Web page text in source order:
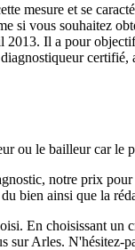
mesure et se
si vous souhaitez
Il a pour
certifié,
ou le bailleur car le
notre prix
bien ainsi que la
En choisissant un
sur Arles.